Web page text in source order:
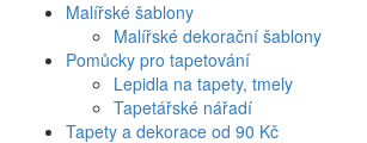
Malířské šablony
Malířské dekorační šablony
Pomůcky pro tapetování
Lepidla na tapety, tmely
Tapetářské nářadí
Tapety a dekorace od 90 Kč